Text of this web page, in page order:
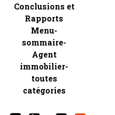
Conclusions et
Rapports
Menu-
sommaire-
Agent
immobilier-
toutes
catégories